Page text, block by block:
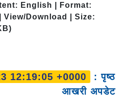
English | Format:
View/Download | Size:
12:19:05 +0000
: पृष्ठ
आखरी अपडेट